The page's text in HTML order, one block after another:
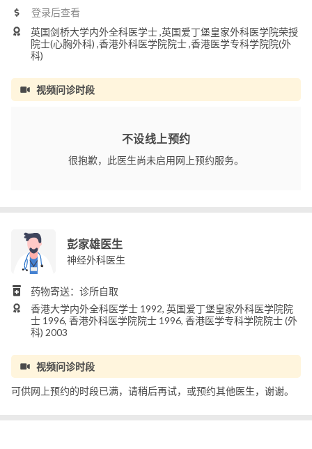
登录后查看
英国剑桥大学内外全科医学士 ,英国爱丁堡皇家外科医学院荣授
院士(心胸外科) ,香港外科医学院院士 ,香港医学专科学院院(外
科)
视频问诊时段
不设线上预约
很抱歉，此医生尚未启用网上预约服务。
彭家雄医生
神经外科医生
药物寄送：诊所自取
香港大学内外全科医学士 1992, 英国爱丁堡皇家外科医学院院
士 1996, 香港外科医学院院士 1996, 香港医学专科学院院士 (外
科) 2003
视频问诊时段
可供网上预约的时段已满，请稍后再试，或预约其他医生，谢谢。